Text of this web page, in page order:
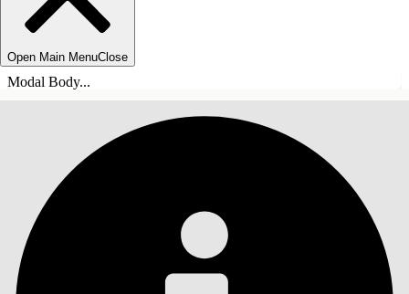
Open Main MenuClose
Modal Body...
목차